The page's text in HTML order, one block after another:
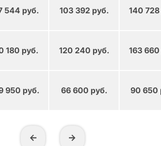
544 руб. 103 392 руб. 140
180 руб. 120 240 руб. 163
950 руб. 66 600 руб. 90 650